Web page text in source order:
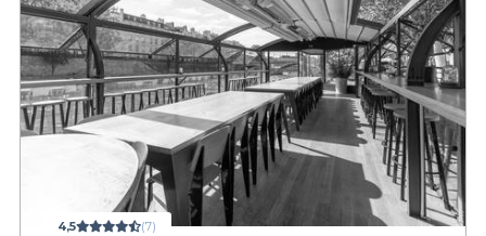
4,5 (7)